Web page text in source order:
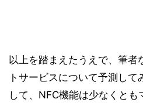
以上を踏まえたうえで、筆者
トサービスについて予測して
して、NFC機能は少なくと